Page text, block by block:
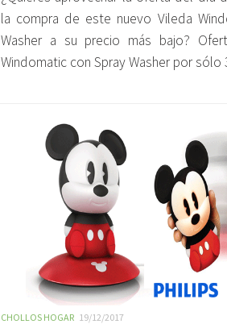
la compra de este nuevo Vileda
Washer a su precio más bajo?
Windomatic con Spray Washer por sólo
CHOLLOS HOGAR 19/12/2017